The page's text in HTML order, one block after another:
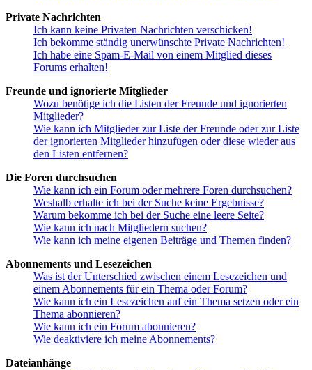
Private Nachrichten
Ich kann keine Privaten Nachrichten verschicken!
Ich bekomme ständig unerwünschte Private Nachrichten!
Ich habe eine Spam-E-Mail von einem Mitglied dieses
Forums erhalten!
Freunde und ignorierte Mitglieder
Wozu benötige ich die Listen der Freunde und ignorierten
Mitglieder?
Wie kann ich Mitglieder zur Liste der Freunde oder zur Liste
der ignorierten Mitglieder hinzufügen oder diese wieder aus
den Listen entfernen?
Die Foren durchsuchen
Wie kann ich ein Forum oder mehrere Foren durchsuchen?
Weshalb erhalte ich bei der Suche keine Ergebnisse?
Warum bekomme ich bei der Suche eine leere Seite?
Wie kann ich nach Mitgliedern suchen?
Wie kann ich meine eigenen Beiträge und Themen finden?
Abonnements und Lesezeichen
Was ist der Unterschied zwischen einem Lesezeichen und
einem Abonnements für ein Thema oder Forum?
Wie kann ich ein Lesezeichen auf ein Thema setzen oder ein
Thema abonnieren?
Wie kann ich ein Forum abonnieren?
Wie deaktiviere ich meine Abonnements?
Dateianhänge